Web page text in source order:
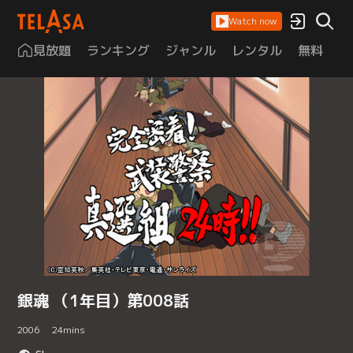
Watch now
見放題 ランキング ジャンル レンタル 無料
銀魂 （1年目）第008話
2006 24mins